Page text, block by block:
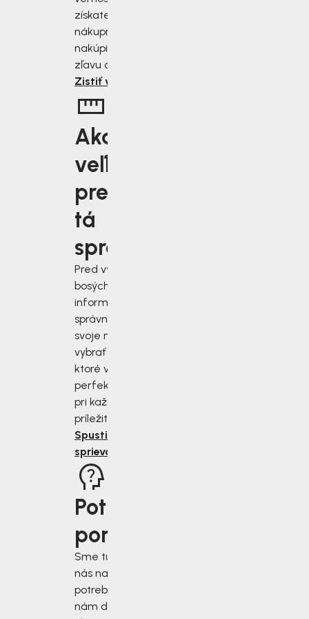
získate zľavu 2 až 10 % z
nákupnej ceny. Čím viac
nakúpite, tým väčšiu
zľavu od nás získate.
Zistiť viac
Aká
veľkosť je
pre vás
tá
správna?
Pred výberom
bosých topánok sa
informujte, ako
správne zmerať
svoje nohy a
vybrať si topánky,
ktoré vám budú
perfektne sedieť
pri každej
príležitosti.
Spustiť
sprievodcu
Potrebujete
poradiť?
Sme tu pre vás, keď
nás najviac
potrebujete. Napíšte
nám do chatového